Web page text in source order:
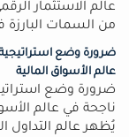
عالم الاستثمار
من السمات البارزة
ضرورة وضع استراتيجية
عالم الأسواق المالية
ضرورة وضع
ناجحة في عالم
يُظهر عالم التداول